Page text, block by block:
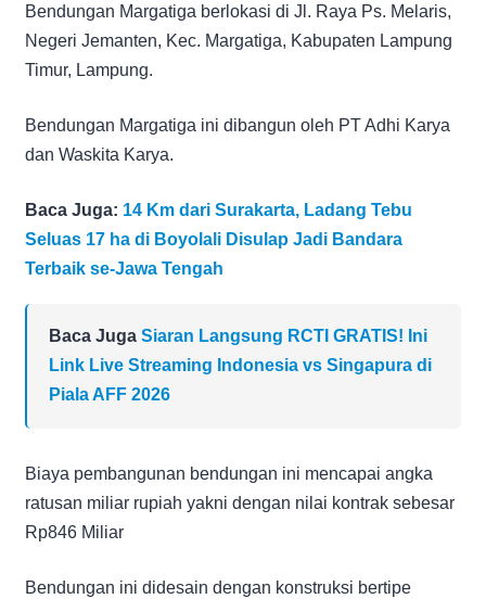
Bendungan Margatiga berlokasi di Jl. Raya Ps. Melaris,
Negeri Jemanten, Kec. Margatiga, Kabupaten Lampung
Timur, Lampung.
Bendungan Margatiga ini dibangun oleh PT Adhi Karya
dan Waskita Karya.
Baca Juga: 14 Km dari Surakarta, Ladang Tebu
Seluas 17 ha di Boyolali Disulap Jadi Bandara
Terbaik se-Jawa Tengah
Baca Juga Siaran Langsung RCTI GRATIS! Ini
Link Live Streaming Indonesia vs Singapura di
Piala AFF 2026
Biaya pembangunan bendungan ini mencapai angka
ratusan miliar rupiah yakni dengan nilai kontrak sebesar
Rp846 Miliar
Bendungan ini didesain dengan konstruksi bertipe